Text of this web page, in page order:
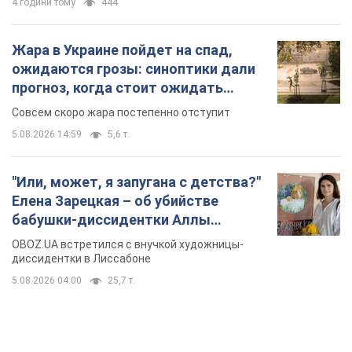
"Или, может, я запугана с детства?"
Елена Зарецкая – об убийстве
бабушки-диссидентки Аллы
Горской, критике сына Стуса и
бегстве в Португалию с пятью
детьми
OBOZ.UA встретился с внучкой художницы-